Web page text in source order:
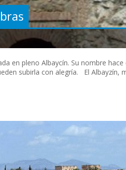
en pleno Albaycín. Su nombre
subirla con alegría. El Albayzín,